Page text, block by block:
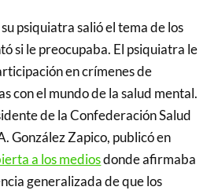
psiquiatra salió el tema de los
si le preocupaba. El psiquiatra le
en crímenes de
con el mundo de la salud mental.
de la Confederación Salud
González Zapico, publicó en
a los mediosdonde afirmaba
generalizada de que los